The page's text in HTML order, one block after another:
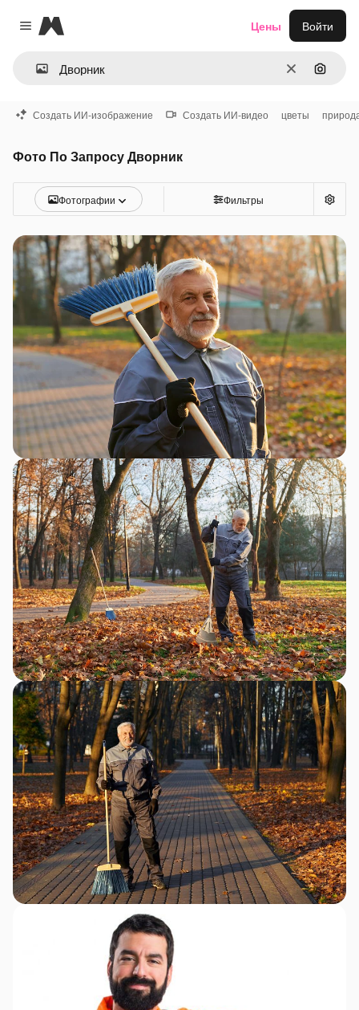
Close menu
Magnific
ОчиститьПоиск
Цены Войти
Создать ИИ-изображение Создать ИИ-видео цветы
Фото По Запросу Дворник
Фотографии Фильтры